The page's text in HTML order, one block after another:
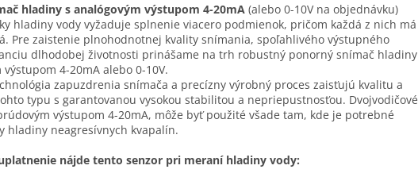
hladiny s analógovým výstupom 4-20mA (alebo 0-10V na objednávku)
hladiny vody vyžaduje splnenie viacero podmienok, pričom každá z nich má
Pre zaistenie plnohodnotnej kvality snímania, spoľahlivého výstupného
dlhodobej životnosti prinášame na trh robustný ponorný snímač hladiny
výstupom 4-20mA alebo 0-10V.
zapuzdrenia snímača a precízny výrobný proces zaisťujú kvalitu a
typu s garantovanou vysokou stabilitou a nepriepustnosťou. Dvojvodičové
výstupom 4-20mA, môže byť použité všade tam, kde je potrebné
hladiny neagresívnych kvapalín.
nájde tento senzor pri meraní hladiny vody: